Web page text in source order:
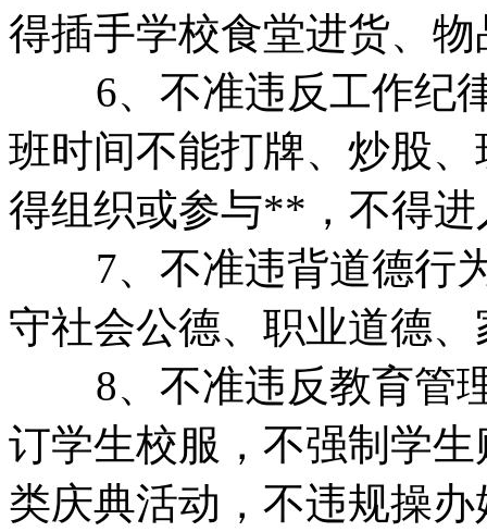
得插手学校食堂进货、
6、不准违反工作纪
班时间不能打牌、炒股
得组织或参与**，不得
7、不准违背道德行
守社会公德、职业道德
8、不准违反教育管
订学生校服，不强制学
类庆典活动，不违规操